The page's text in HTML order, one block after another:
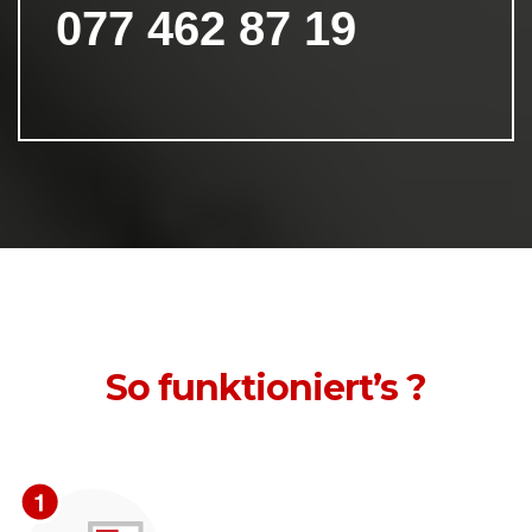
077 462 87 19
So funktioniert’s ?